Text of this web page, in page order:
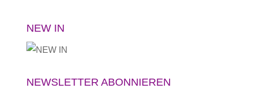
NEW IN
NEWSLETTER ABONNIEREN